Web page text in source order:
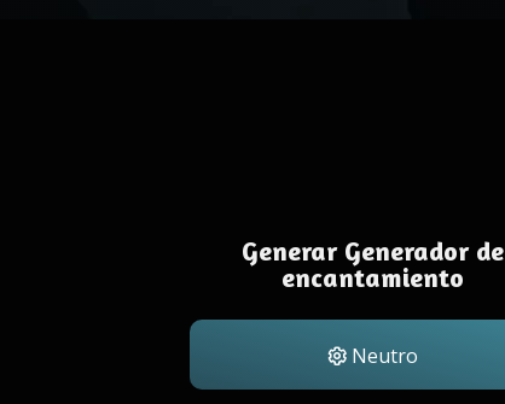
Generar Generador de
encantamiento
Neutro